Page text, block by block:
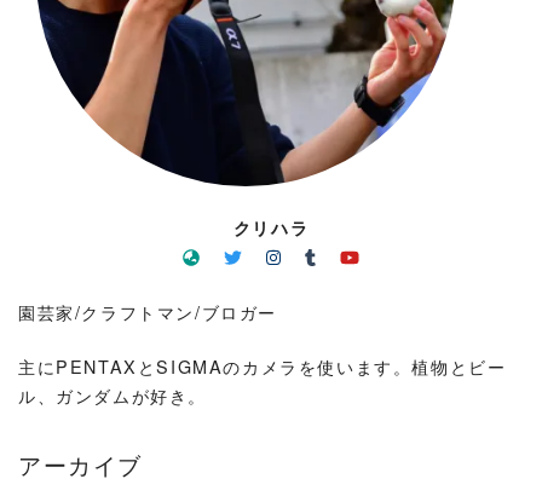
クリハラ
園芸家/クラフトマン/ブロガー
主にPENTAXとSIGMAのカメラを使います。植物とビー
ル、ガンダムが好き。
アーカイブ